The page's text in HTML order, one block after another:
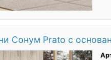
Сонум Prato с